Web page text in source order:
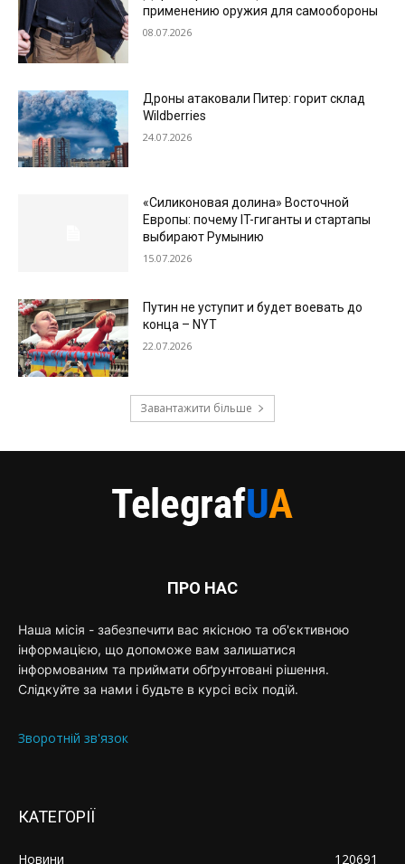
применению оружия для самообороны
08.07.2026
Дроны атаковали Питер: горит склад
Wildberries
24.07.2026
«Силиконовая долина» Восточной
Европы: почему IT-гиганты и стартапы
выбирают Румынию
15.07.2026
Путин не уступит и будет воевать до
конца – NYT
22.07.2026
Завантажити більше
ПРО НАС
Наша місія - забезпечити вас якісною та об'єктивною
інформацією, що допоможе вам залишатися
інформованим та приймати обґрунтовані рішення.
Слідкуйте за нами і будьте в курсі всіх подій.
Зворотній зв'язок
КАТЕГОРІЇ
Новини 120691